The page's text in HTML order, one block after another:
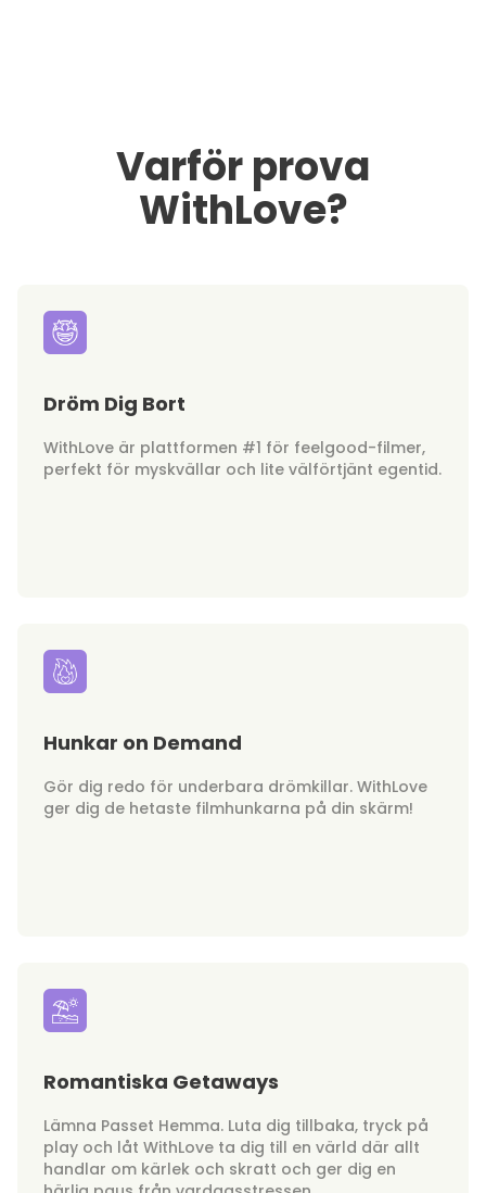
Varför prova
WithLove?
Dröm Dig Bort
WithLove är plattformen #1 för feelgood-filmer,
perfekt för myskvällar och lite välförtjänt egentid.
Hunkar on Demand
Gör dig redo för underbara drömkillar. WithLove
ger dig de hetaste filmhunkarna på din skärm!
Romantiska Getaways
Lämna Passet Hemma. Luta dig tillbaka, tryck på
play och låt WithLove ta dig till en värld där allt
handlar om kärlek och skratt och ger dig en